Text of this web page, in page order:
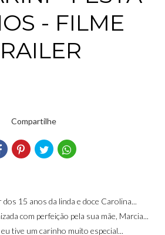
- FILME
Compartilhe
15 anos da linda e doce Carolina...
com perfeição pela sua mãe, Marcia...
tive um carinho muito especial...